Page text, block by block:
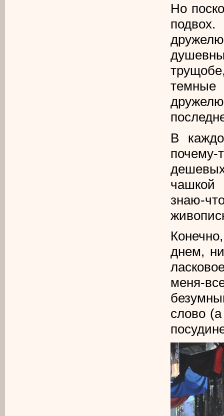
Но
В
почему-
чашкой
знаю-
днем,
меня-
слово